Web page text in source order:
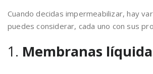
Cuando decidas impermeabilizar, hay
puedes considerar, cada uno con sus
1. Membranas